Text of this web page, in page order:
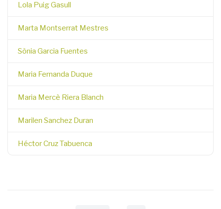
Lola Puig Gasull
Marta Montserrat Mestres
Sònia Garcia Fuentes
Maria Fernanda Duque
Maria Mercè Riera Blanch
Marilen Sanchez Duran
Héctor Cruz Tabuenca